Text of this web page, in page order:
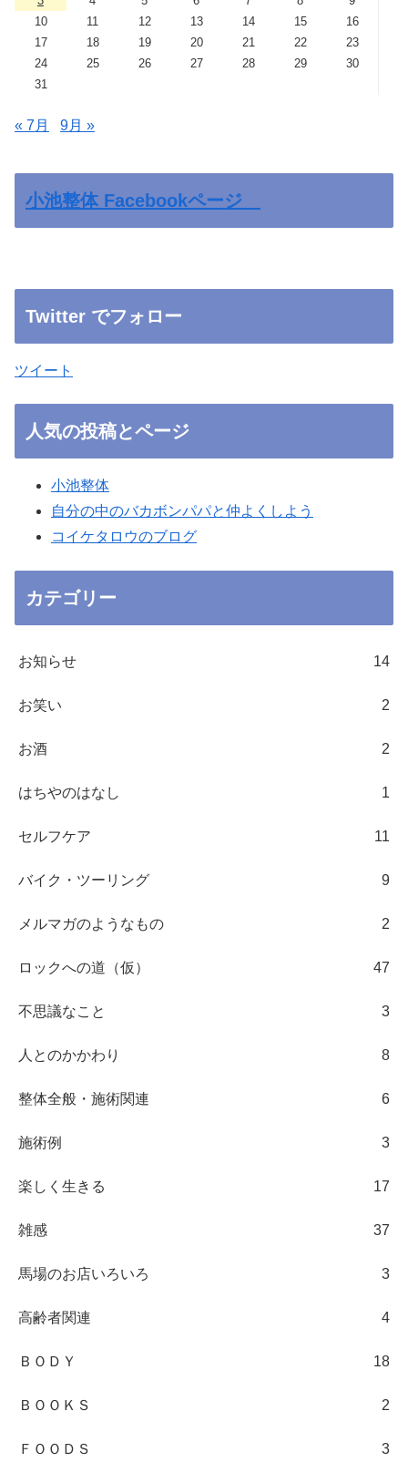
10
11 12 13 14 15
16
17
18 19 20 21 22
23
24
25 26 27 28 29
30
31
« 7月 9月 »
小池整体 Facebookページ
Twitter でフォロー
ツイート
人気の投稿とページ
小池整体
自分の中のバカボンパパと仲よくしよう
コイケタロウのブログ
カテゴリー
お知らせ 14
お笑い 2
お酒 2
はちやのはなし 1
セルフケア 11
バイク・ツーリング 9
メルマガのようなもの 2
ロックへの道（仮） 47
不思議なこと 3
人とのかかわり 8
整体全般・施術関連 6
施術例 3
楽しく生きる 17
雑感 37
馬場のお店いろいろ 3
高齢者関連 4
ＢＯＤＹ 18
ＢＯＯＫＳ 2
ＦＯＯＤＳ 3